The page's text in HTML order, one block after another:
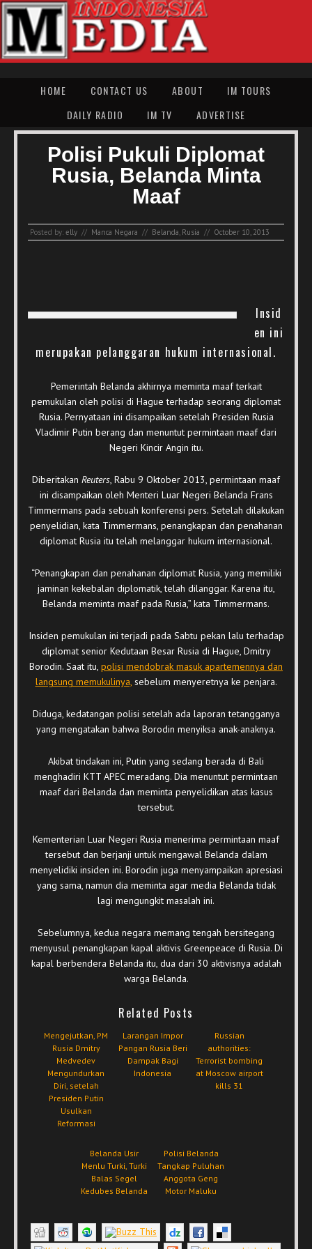
HOME CONTACT US ABOUT
IM TOURS
DAILY RADIO
IM TV ADVERTISE
Polisi Pukuli Diplomat
Rusia, Belanda Minta
Maaf
Posted by: elly // Manca Negara // Belanda Rusia // October 10, 2013
Insid
en ini
merupakan pelanggaran hukum internasional.
Pemerintah Belanda akhirnya meminta maaf terkait
pemukulan oleh polisi di Hague terhadap seorang diplomat
Rusia. Pernyataan ini disampaikan setelah Presiden Rusia
Vladimir Putin berang dan menuntut permintaan maaf dari
Negeri Kincir Angin itu.
Diberitakan Reuters , Rabu 9 Oktober 2013, permintaan maaf
ini disampaikan oleh Menteri Luar Negeri Belanda Frans
Timmermans pada sebuah konferensi pers. Setelah dilakukan
penyelidian, kata Timmermans, penangkapan dan penahanan
diplomat Rusia itu telah melanggar hukum internasional.
“Penangkapan dan penahanan diplomat Rusia, yang memiliki
jaminan kekebalan diplomatik, telah dilanggar. Karena itu,
Belanda meminta maaf pada Rusia,” kata Timmermans.
Insiden pemukulan ini terjadi pada Sabtu pekan lalu terhadap
diplomat senior Kedutaan Besar Rusia di Hague, Dmitry
Borodin. Saat itu, polisi mendobrak masuk apartemennya dan
langsung memukulinya, sebelum menyeretnya ke penjara.
Diduga, kedatangan polisi setelah ada laporan tetangganya
yang mengatakan bahwa Borodin menyiksa anak-anaknya.
Akibat tindakan ini, Putin yang sedang berada di Bali
menghadiri KTT APEC meradang. Dia menuntut permintaan
maaf dari Belanda dan meminta penyelidikan atas kasus
tersebut.
Kementerian Luar Negeri Rusia menerima permintaan maaf
tersebut dan berjanji untuk mengawal Belanda dalam
menyelidiki insiden ini. Borodin juga menyampaikan apresiasi
yang sama, namun dia meminta agar media Belanda tidak
lagi mengungkit masalah ini.
Sebelumnya, kedua negara memang tengah bersitegang
menyusul penangkapan kapal aktivis Greenpeace di Rusia. Di
kapal berbendera Belanda itu, dua dari 30 aktivisnya adalah
warga Belanda.
Related Posts
Mengejutkan, PM
Rusia Dmitry
Medvedev
Mengundurkan
Diri, setelah
Presiden Putin
Usulkan
Reformasi
Larangan Impor
Pangan Rusia Beri
Dampak Bagi
Indonesia
Russian
authorities:
Terrorist bombing
at Moscow airport
kills 31
Belanda Usir
Menlu Turki, Turki
Balas Segel
Kedubes Belanda
Polisi Belanda
Tangkap Puluhan
Anggota Geng
Motor Maluku